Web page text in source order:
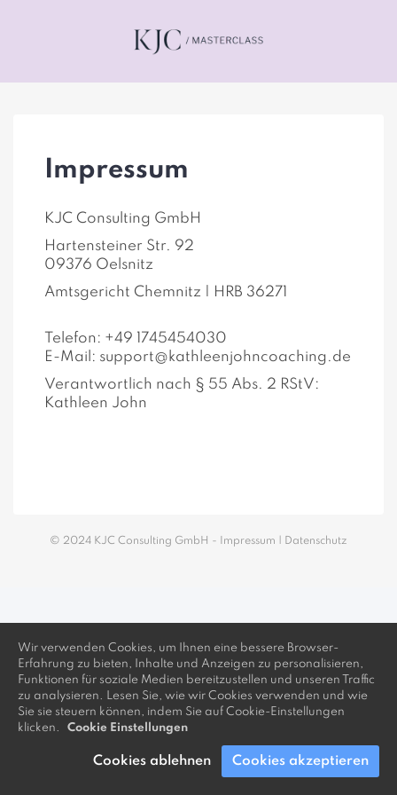
Impressum
KJC Consulting GmbH
Hartensteiner Str. 92
09376 Oelsnitz
Amtsgericht Chemnitz | HRB 36271
Telefon: +49 1745454030
E-Mail: support@kathleenjohncoaching.de
Verantwortlich nach § 55 Abs. 2 RStV:
Kathleen John
© 2024 KJC Consulting GmbH - Impressum | Datenschutz
Wir verwenden Cookies, um Ihnen eine bessere Browser-
Erfahrung zu bieten, Inhalte und Anzeigen zu personalisieren,
Funktionen für soziale Medien bereitzustellen und unseren Traffic
zu analysieren. Lesen Sie, wie wir Cookies verwenden und wie
Sie sie steuern können, indem Sie auf Cookie-Einstellungen
klicken.
Cookie Einstellungen
Cookies ablehnen Cookies akzeptieren